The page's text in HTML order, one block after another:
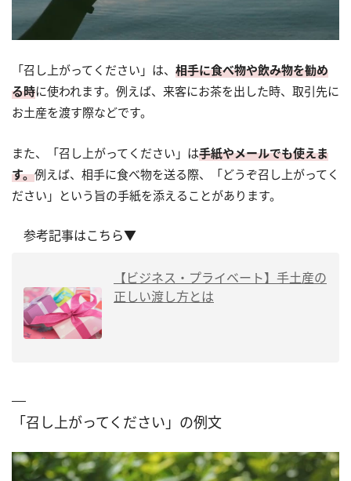
「召し上がってください」は、 相手に食べ物や飲み物を勧め
る時に使われます。例えば、来客にお茶を出した時、取引先に
お土産を渡す際などです。
また、「召し上がってください」は手紙やメールでも使えま
す。例えば、相手に食べ物を送る際、「どうぞ召し上がってく
ださい」という旨の手紙を添えることがあります。
参考記事はこちら▼
【ビジネス・プライベート】手土産の
正しい渡し方とは
「召し上がってください」の例文